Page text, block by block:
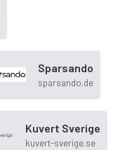
Sparsando
sparsando.de
Kuvert Sverige
kuvert-sverige.se